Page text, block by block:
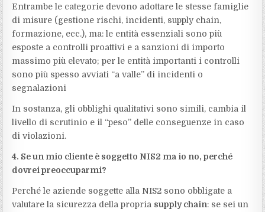
Entrambe le categorie devono adottare le stesse famiglie
di misure (gestione rischi, incidenti, supply chain,
formazione, ecc.), ma: le entità essenziali sono più
esposte a controlli proattivi e a sanzioni di importo
massimo più elevato; per le entità importanti i controlli
sono più spesso avviati “a valle” di incidenti o
segnalazioni
In sostanza, gli obblighi qualitativi sono simili, cambia il
livello di scrutinio e il “peso” delle conseguenze in caso
di violazioni.
4. Se un mio cliente è soggetto NIS2 ma io no, perché
dovrei preoccuparmi?
Perché le aziende soggette alla NIS2 sono obbligate a
valutare la sicurezza della propria supply chain: se sei un